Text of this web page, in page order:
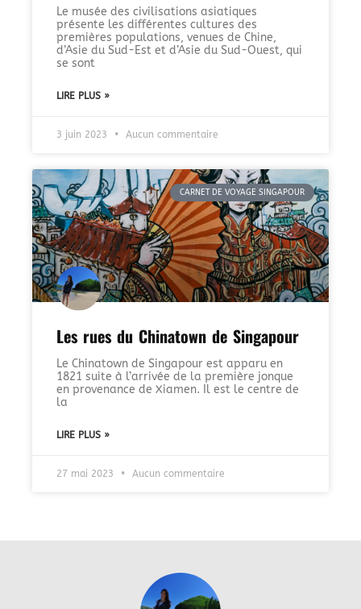
Le musée des civilisations asiatiques
présente les différentes cultures des
premières populations, venues de Chine,
d’Asie du Sud-Est et d’Asie du Sud-Ouest, qui
se sont
LIRE PLUS »
3 juin 2023 Aucun commentaire
CARNET DE VOYAGE SINGAPOUR
Les rues du Chinatown de Singapour
Le Chinatown de Singapour est apparu en
1821 suite à l’arrivée de la première jonque
en provenance de Xiamen. Il est le centre de
la
LIRE PLUS »
27 mai 2023 Aucun commentaire